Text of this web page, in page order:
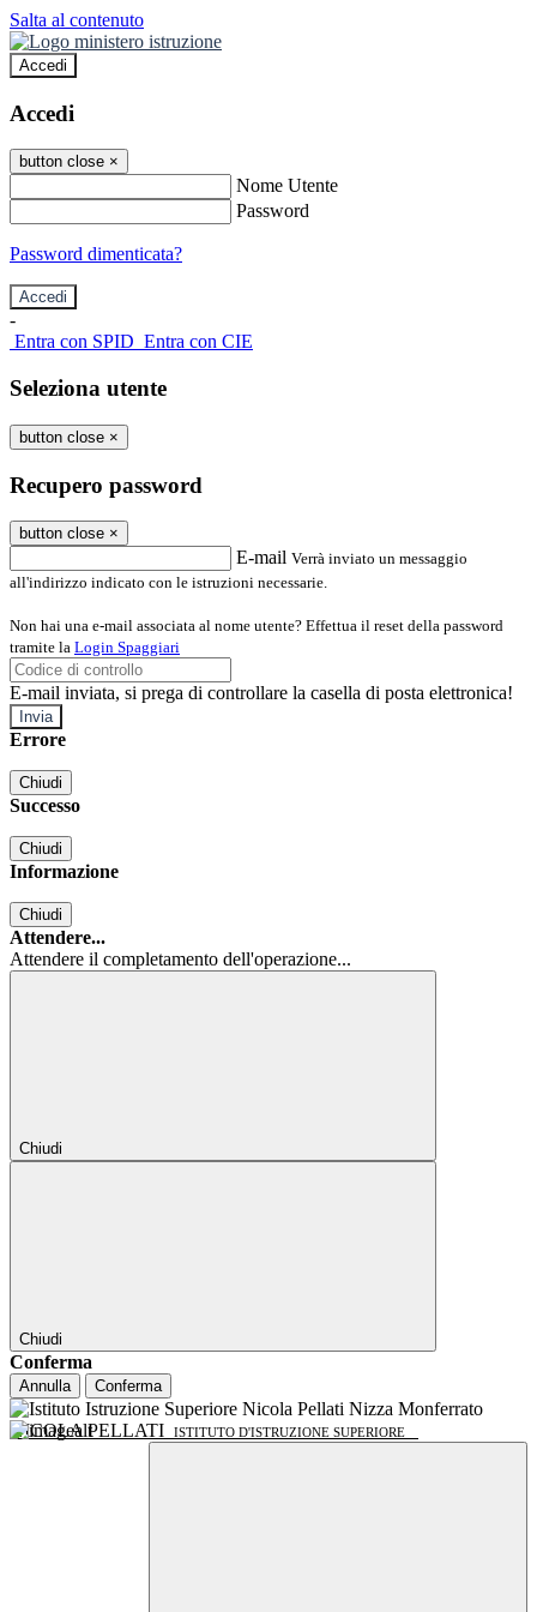
Salta al contenuto
Accedi
Accedi
button close ×
Nome Utente
Password
Password dimenticata?
-
Entra con SPID Entra con CIE
Seleziona utente
button close ×
Recupero password
button close ×
E-mail Verrà inviato un messaggio
all'indirizzo indicato con le istruzioni necessarie.
Non hai una e-mail associata al nome utente? Effettua il reset della password
tramite la Login Spaggiari
E-mail inviata, si prega di controllare la casella di posta elettronica!
Errore
Chiudi
Successo
Chiudi
Informazione
Chiudi
Attendere...
Attendere il completamento dell'operazione...
Chiudi
Chiudi
Conferma
Annulla Conferma
NICOLA PELLATI ISTITUTO D'ISTRUZIONE SUPERIORE